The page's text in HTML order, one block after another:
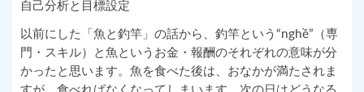
自己分析と目標設定
以前にした「魚と釣竿」の話から、釣竿という“nghề”（専
門・スキル）と魚というお金・報酬のそれぞれの意味が分
かったと思います。魚を食べた後は、おなかが満たされま